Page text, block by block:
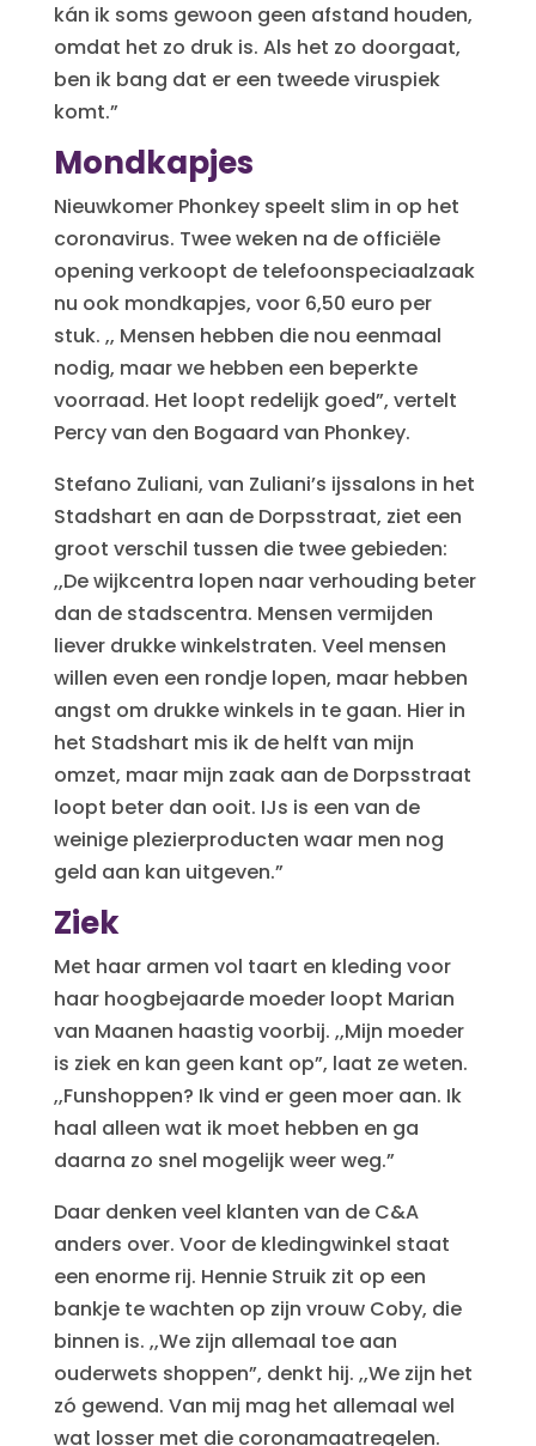
kán ik soms gewoon geen afstand houden,
omdat het zo druk is. Als het zo doorgaat,
ben ik bang dat er een tweede viruspiek
komt.”
Mondkapjes
Nieuwkomer Phonkey speelt slim in op het
coronavirus. Twee weken na de officiële
opening verkoopt de telefoonspeciaalzaak
nu ook mondkapjes, voor 6,50 euro per
stuk. ,, Mensen hebben die nou eenmaal
nodig, maar we hebben een beperkte
voorraad. Het loopt redelijk goed”, vertelt
Percy van den Bogaard van Phonkey.
Stefano Zuliani, van Zuliani’s ijssalons in het
Stadshart en aan de Dorpsstraat, ziet een
groot verschil tussen die twee gebieden:
,,De wijkcentra lopen naar verhouding beter
dan de stadscentra. Mensen vermijden
liever drukke winkelstraten. Veel mensen
willen even een rondje lopen, maar hebben
angst om drukke winkels in te gaan. Hier in
het Stadshart mis ik de helft van mijn
omzet, maar mijn zaak aan de Dorpsstraat
loopt beter dan ooit. IJs is een van de
weinige plezierproducten waar men nog
geld aan kan uitgeven.”
Ziek
Met haar armen vol taart en kleding voor
haar hoogbejaarde moeder loopt Marian
van Maanen haastig voorbij. ,,Mijn moeder
is ziek en kan geen kant op”, laat ze weten.
,,Funshoppen? Ik vind er geen moer aan. Ik
haal alleen wat ik moet hebben en ga
daarna zo snel mogelijk weer weg.”
Daar denken veel klanten van de C&A
anders over. Voor de kledingwinkel staat
een enorme rij. Hennie Struik zit op een
bankje te wachten op zijn vrouw Coby, die
binnen is. ,,We zijn allemaal toe aan
ouderwets shoppen”, denkt hij. ,,We zijn het
zó gewend. Van mij mag het allemaal wel
wat losser met die coronamaatregelen.